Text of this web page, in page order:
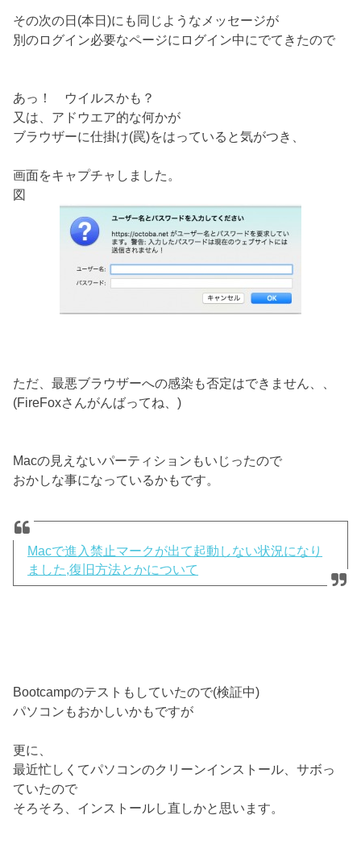
その次の日(本日)にも同じようなメッセージが
別のログイン必要なページにログイン中にでてきたので
あっ！ ウイルスかも？
又は、アドウエア的な何かが
ブラウザーに仕掛け(罠)をはっていると気がつき、
画面をキャプチャしました。
図
ただ、最悪ブラウザーへの感染も否定はできません、、
(FireFoxさんがんばってね、)
Macの見えないパーティションもいじったので
おかしな事になっているかもです。
Macで進入禁止マークが出て起動しない状況になり
ました,復旧方法とかについて
Bootcampのテストもしていたので(検証中)
パソコンもおかしいかもですが
更に、
最近忙しくてパソコンのクリーンインストール、サボっ
ていたので
そろそろ、インストールし直しかと思います。